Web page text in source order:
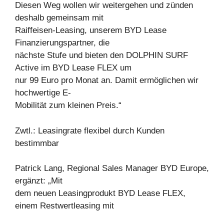
Diesen Weg wollen wir weitergehen und zünden
deshalb gemeinsam mit
Raiffeisen-Leasing, unserem BYD Lease
Finanzierungspartner, die
nächste Stufe und bieten den DOLPHIN SURF
Active im BYD Lease FLEX um
nur 99 Euro pro Monat an. Damit ermöglichen wir
hochwertige E-
Mobilität zum kleinen Preis.“
Zwtl.: Leasingrate flexibel durch Kunden
bestimmbar
Patrick Lang, Regional Sales Manager BYD Europe,
ergänzt: „Mit
dem neuen Leasingprodukt BYD Lease FLEX,
einem Restwertleasing mit